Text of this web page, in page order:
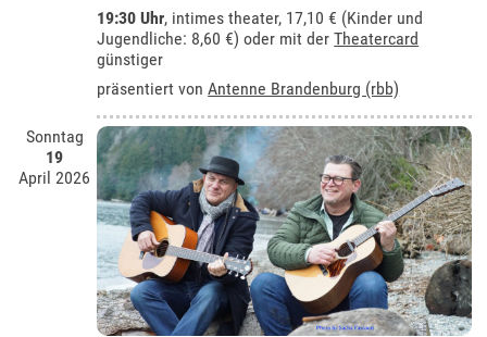
19:30 Uhr, intimes theater, 17,10 € (Kinder und
Jugendliche: 8,60 €) oder mit derTheatercard
günstiger
präsentiert vonAntenne Brandenburg (rbb)
Sonntag
19
April 2026